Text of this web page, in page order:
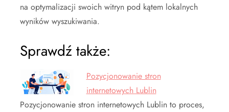
na optymalizacji swoich witryn pod kątem lokalnych
wyników wyszukiwania.
Sprawdź także:
Pozycjonowanie stron
internetowych Lublin
Pozycjonowanie stron internetowych Lublin to proces,